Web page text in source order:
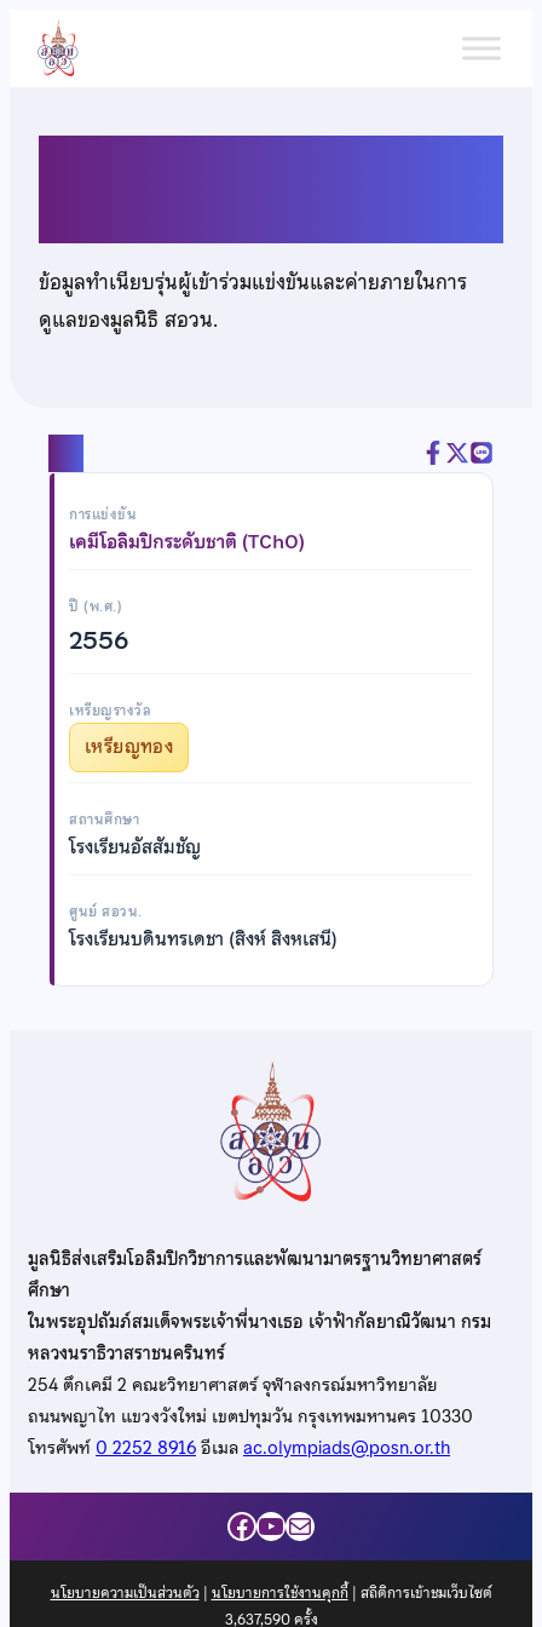
เนื้อหา
ข้อมูลทำเนียบรุ่นผู้เข้าร่วมแข่งขันและค่ายภายในการ
ดูแลของมูลนิธิ สอวน.
การแข่งขัน
เคมีโอลิมปิกระดับชาติ (TChO)
ปี (พ.ศ.)
2556
เหรียญรางวัล
เหรียญทอง
สถานศึกษา
โรงเรียนอัสสัมชัญ
ศูนย์ สอวน.
โรงเรียนบดินทรเดชา (สิงห์ สิงหเสนี)
มูลนิธิส่งเสริมโอลิมปิกวิชาการและพัฒนามาตรฐานวิทยาศาสตร์
ศึกษา
ในพระอุปถัมภ์สมเด็จพระเจ้าพี่นางเธอ เจ้าฟ้ากัลยาณิวัฒนา กรม
หลวงนราธิวาสราชนครินทร์
254 ตึกเคมี 2 คณะวิทยาศาสตร์ จุฬาลงกรณ์มหาวิทยาลัย
ถนนพญาไท แขวงวังใหม่ เขตปทุมวัน กรุงเทพมหานคร 10330
โทรศัพท์0 2252 8916อีเมลac.olympiads@posn.or.th
Facebook
YouTube
Mail
นโยบายความเป็นส่วนตัว| นโยบายการใช้งานคุกกี้| สถิติการเข้าชมเว็บไซต์
3,637,590ครั้ง